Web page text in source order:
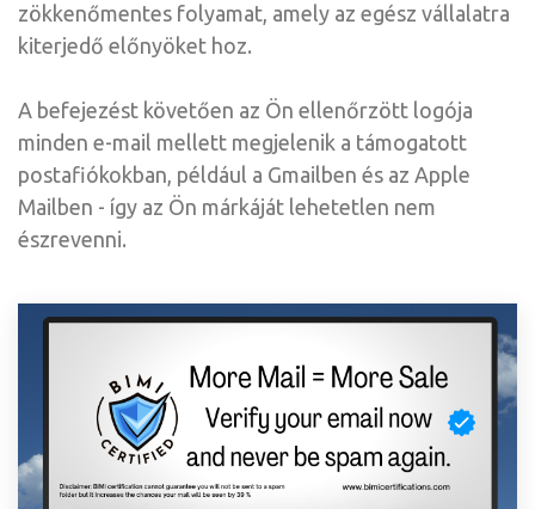
zökkenőmentes folyamat, amely az egész vállalatra
kiterjedő előnyöket hoz.
A befejezést követően az Ön ellenőrzött logója
minden e-mail mellett megjelenik a támogatott
postafiókokban, például a Gmailben és az Apple
Mailben - így az Ön márkáját lehetetlen nem
észrevenni.